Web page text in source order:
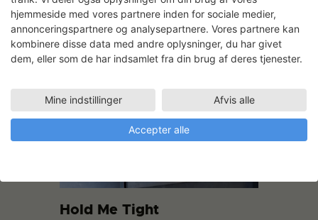
READ MORE
Hold Me Tight
hjemmeside med vores partnere inden for sociale medier,
annonceringspartnere og analysepartnere. Vores partnere kan
kombinere disse data med andre oplysninger, du har givet
dem, eller som de har indsamlet fra din brug af deres tjenester.
Mine indstillinger Afvis alle
Accepter alle